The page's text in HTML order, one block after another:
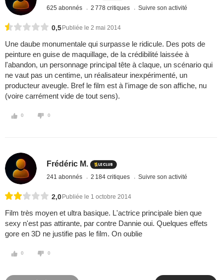
625 abonnés 2 778 critiques Suivre son activité
0,5 Publiée le 2 mai 2014
Une daube monumentale qui surpasse le ridicule. Des pots de
peinture en guise de maquillage, de la crédibilité laissée à
l'abandon, un personnage principal tête à claque, un scénario qui
ne vaut pas un centime, un réalisateur inexpérimenté, un
producteur aveugle. Bref le film est à l'image de son affiche, nu
(voire carrément vide de tout sens).
0 0
Frédéric M.
241 abonnés 2 184 critiques Suivre son activité
2,0 Publiée le 1 octobre 2014
Film très moyen et ultra basique. L'actrice principale bien que
sexy n'est pas attirante, par contre Dannie oui. Quelques effets
gore en 3D ne justifie pas le film. On oublie
0 0